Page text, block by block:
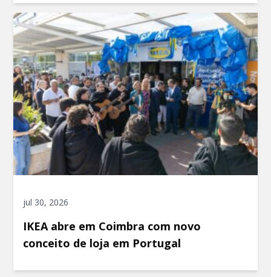
jul 30, 2026
IKEA abre em Coimbra com novo
conceito de loja em Portugal